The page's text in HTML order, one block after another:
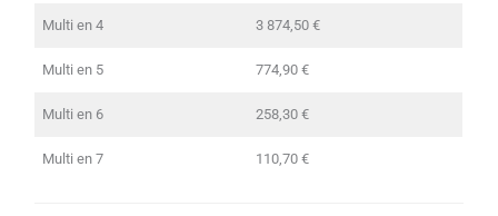
Multi en 4 3 874,50 €
Multi en 5 774,90 €
Multi en 6 258,30 €
Multi en 7 110,70 €